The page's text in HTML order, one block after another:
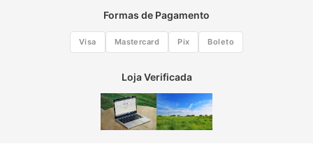
Formas de Pagamento
Visa Mastercard Pix Boleto
Loja Verificada